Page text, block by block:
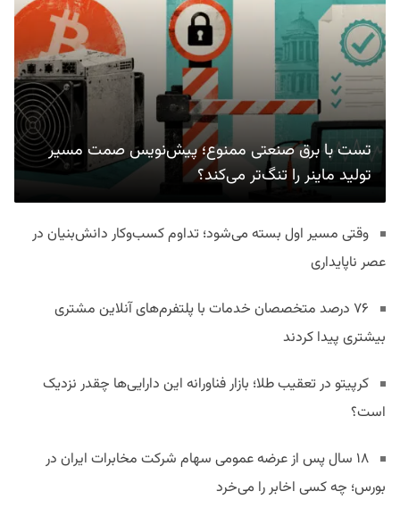
تست با برق صنعتی ممنوع؛ پیش‌نویس صمت مسیر
تولید ماینر را تنگ‌تر می‌کند؟
وقتی مسیر اول بسته می‌شود؛ تداوم کسب‌وکار دانش‌بنیان در
عصر ناپایداری
۷۶ درصد متخصصان خدمات با پلتفرم‌های آنلاین مشتری
بیشتری پیدا کردند
کرپیتو در تعقیب طلا؛ بازار فناورانه این دارایی‌ها چقدر نزدیک
است؟
۱۸ سال پس از عرضه عمومی سهام شرکت مخابرات ایران در
بورس؛ چه کسی اخابر را می‌خرد